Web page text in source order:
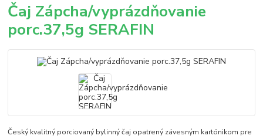
Čaj Zápcha/vyprázdňovanie
porc.37,5g SERAFIN
Český kvalitný porciovaný bylinný čaj opatrený závesným kartónikom pre